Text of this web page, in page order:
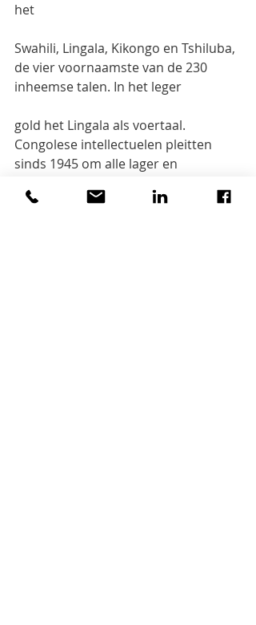
het
Swahili, Lingala, Kikongo en Tshiluba,
de vier voornaamste van de 230
inheemse talen. In het leger
gold het Lingala als voertaal.
Congolese intellectuelen pleitten
sinds 1945 om alle lager en
middelbaar onderwijs in het Frans te